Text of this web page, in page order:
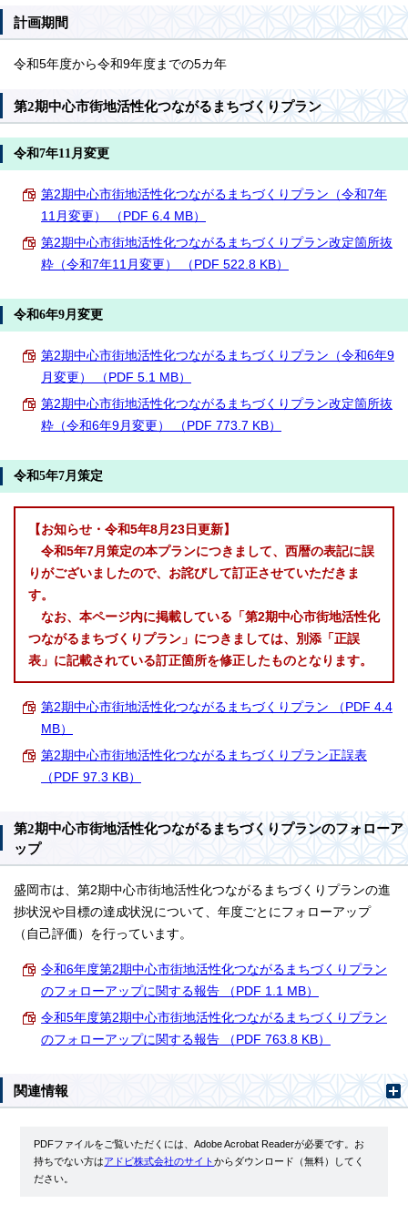
計画期間
令和5年度から令和9年度までの5カ年
第2期中心市街地活性化つながるまちづくりプラン
令和7年11月変更
第2期中心市街地活性化つながるまちづくりプラン（令和7年
11月変更） （PDF 6.4 MB）
第2期中心市街地活性化つながるまちづくりプラン改定箇所抜
粋（令和7年11月変更） （PDF 522.8 KB）
令和6年9月変更
第2期中心市街地活性化つながるまちづくりプラン（令和6年9
月変更） （PDF 5.1 MB）
第2期中心市街地活性化つながるまちづくりプラン改定箇所抜
粋（令和6年9月変更） （PDF 773.7 KB）
令和5年7月策定
【お知らせ・令和5年8月23日更新】
令和5年7月策定の本プランにつきまして、西暦の表記に誤
りがございましたので、お詫びして訂正させていただきま
す。
なお、本ページ内に掲載している「第2期中心市街地活性化
つながるまちづくりプラン」につきましては、別添「正誤
表」に記載されている訂正箇所を修正したものとなります。
第2期中心市街地活性化つながるまちづくりプラン （PDF 4.4
MB）
第2期中心市街地活性化つながるまちづくりプラン正誤表
（PDF 97.3 KB）
第2期中心市街地活性化つながるまちづくりプランのフォローア
ップ
盛岡市は、第2期中心市街地活性化つながるまちづくりプランの進
捗状況や目標の達成状況について、年度ごとにフォローアップ
（自己評価）を行っています。
令和6年度第2期中心市街地活性化つながるまちづくりプラン
のフォローアップに関する報告 （PDF 1.1 MB）
令和5年度第2期中心市街地活性化つながるまちづくりプラン
のフォローアップに関する報告 （PDF 763.8 KB）
関連情報
PDFファイルをご覧いただくには、Adobe Acrobat Readerが必要です。お
持ちでない方はアドビ株式会社のサイトからダウンロード（無料）してく
ださい。